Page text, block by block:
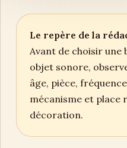
Le repère de la
Avant de choisir une
objet sonore,
âge, pièce,
mécanisme et place
décoration.